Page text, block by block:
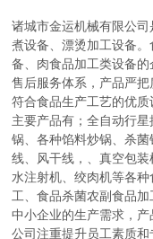
诸城市金运机械有限公
煮设备、漂烫加工设备
备、肉食品加工类设备
售后服务体系，产品严
符合食品生产工艺的优质
主要产品有；全自动行
锅、各种馅料炒锅、杀
线、风干线，、真空包
水注射机、绞肉机等各
工、食品杀菌农副食品
中小企业的生产需求，产
公司注重提升员工素质